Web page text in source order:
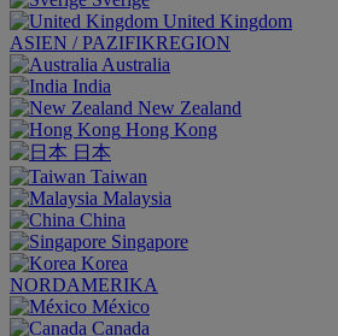
United Kingdom
ASIEN / PAZIFIKREGION
Australia
India
New Zealand
Hong Kong
日本
Taiwan
Malaysia
China
Singapore
Korea
NORDAMERIKA
México
Canada